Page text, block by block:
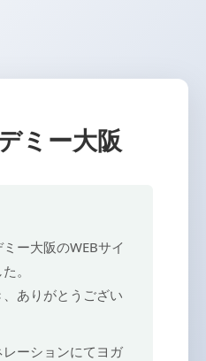
ミー大阪
ー大阪のWEBサイ
。
ありがとうござい
ーションにてヨガ